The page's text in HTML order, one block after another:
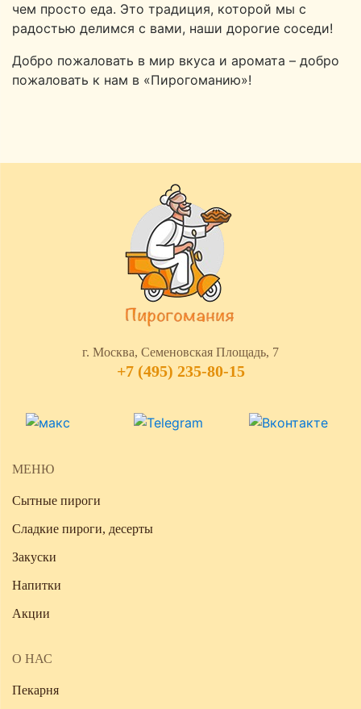
чем просто еда. Это традиция, которой мы с
радостью делимся с вами, наши дорогие соседи!
Добро пожаловать в мир вкуса и аромата – добро
пожаловать к нам в «Пирогоманию»!
г. Москва, Семеновская Площадь, 7
+7 (495) 235-80-15
МЕНЮ
Сытные пироги
Сладкие пироги, десерты
Закуски
Напитки
Акции
О НАС
Пекарня